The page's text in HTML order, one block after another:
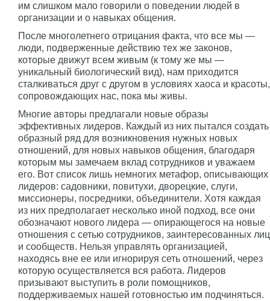
им слишком мало говорили о поведении людей в
организации и о навыках общения.
После многолетнего отрицания факта, что все мы —
люди, подверженные действию тех же законов,
которые движут всем живым (к тому же мы —
уникальный биологический вид), нам приходится
сталкиваться друг с другом в условиях хаоса и красоты,
сопровождающих нас, пока мы живы.
Многие авторы предлагали новые образы
эффективных лидеров. Каждый из них пытался создать
образный ряд для возникновения нужных новых
отношений, для новых навыков общения, благодаря
которым мы замечаем вклад сотрудников и уважаем
его. Вот список лишь немногих метафор, описывающих
лидеров: садовники, повитухи, дворецкие, слуги,
миссионеры, посредники, объединители. Хотя каждая
из них предполагает несколько иной подход, все они
обозначают нового лидера — опирающегося на новые
отношения с сетью сотрудников, заинтересованных лиц
и сообществ. Нельзя управлять организацией,
находясь вне ее или игнорируя сеть отношений, через
которую осуществляется вся работа. Лидеров
призывают выступить в роли помощников,
поддерживаемых нашей готовностью им подчиняться.